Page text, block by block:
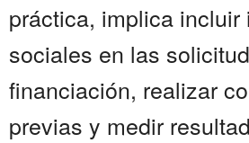
práctica, implica incluir
sociales en las
financiación, realizar
previas y medir